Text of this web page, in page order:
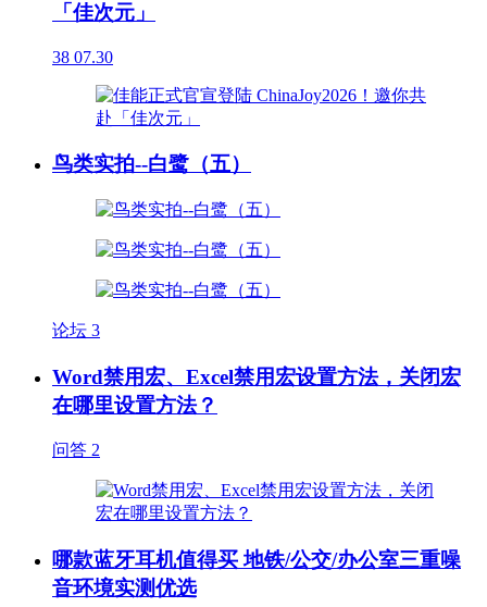
「佳次元」
38 07.30
鸟类实拍--白鹭（五）
论坛 3
Word禁用宏、Excel禁用宏设置方法，关闭宏
在哪里设置方法？
问答 2
哪款蓝牙耳机值得买 地铁/公交/办公室三重噪
音环境实测优选